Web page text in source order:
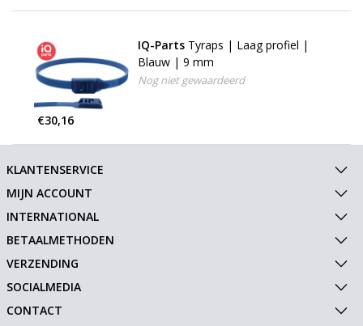
IQ-Parts Tyraps | Laag profiel |
Blauw | 9 mm
Nog niet gewaardeerd
€30,16
KLANTENSERVICE
MIJN ACCOUNT
INTERNATIONAL
BETAALMETHODEN
VERZENDING
SOCIALMEDIA
CONTACT